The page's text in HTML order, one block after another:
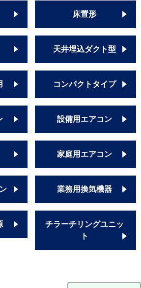
床置形
天井埋込ダクト型
コンパクトタイプ
設備用エアコン
家庭用エアコン
業務用換気機器
チラーチリングユニッ
ト